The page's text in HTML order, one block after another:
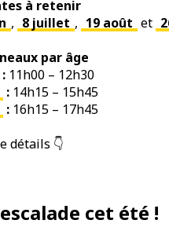
à retenir
, 8 juillet , 19 août et
par âge
: 11h00 – 12h30
:14h15 – 15h45
:16h15 – 17h45
détails 👇
cet été !